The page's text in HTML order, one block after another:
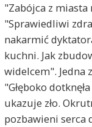
"Zabójca z
"Sprawiedliwi
nakarmić
kuchni. Jak
widelcem". Jedna
"Głęboko
ukazuje zło.
pozbawieni serca